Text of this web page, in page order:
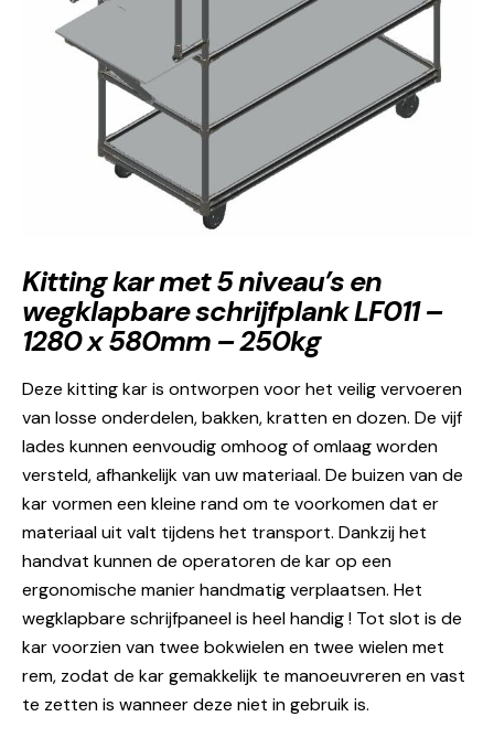
Kitting kar met 5 niveau’s en
wegklapbare schrijfplank LF011 –
1280 x 580mm – 250kg
Deze kitting kar is ontworpen voor het veilig vervoeren
van losse onderdelen, bakken, kratten en dozen. De vijf
lades kunnen eenvoudig omhoog of omlaag worden
versteld, afhankelijk van uw materiaal. De buizen van de
kar vormen een kleine rand om te voorkomen dat er
materiaal uit valt tijdens het transport. Dankzij het
handvat kunnen de operatoren de kar op een
ergonomische manier handmatig verplaatsen. Het
wegklapbare schrijfpaneel is heel handig ! Tot slot is de
kar voorzien van twee bokwielen en twee wielen met
rem, zodat de kar gemakkelijk te manoeuvreren en vast
te zetten is wanneer deze niet in gebruik is.